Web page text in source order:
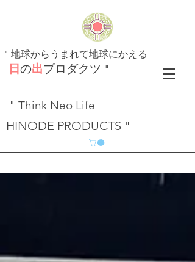
​" 地球からうまれて地球にかえる
日の出プロダクツ "
" Think Neo Life
HINODE PRODUCTS "